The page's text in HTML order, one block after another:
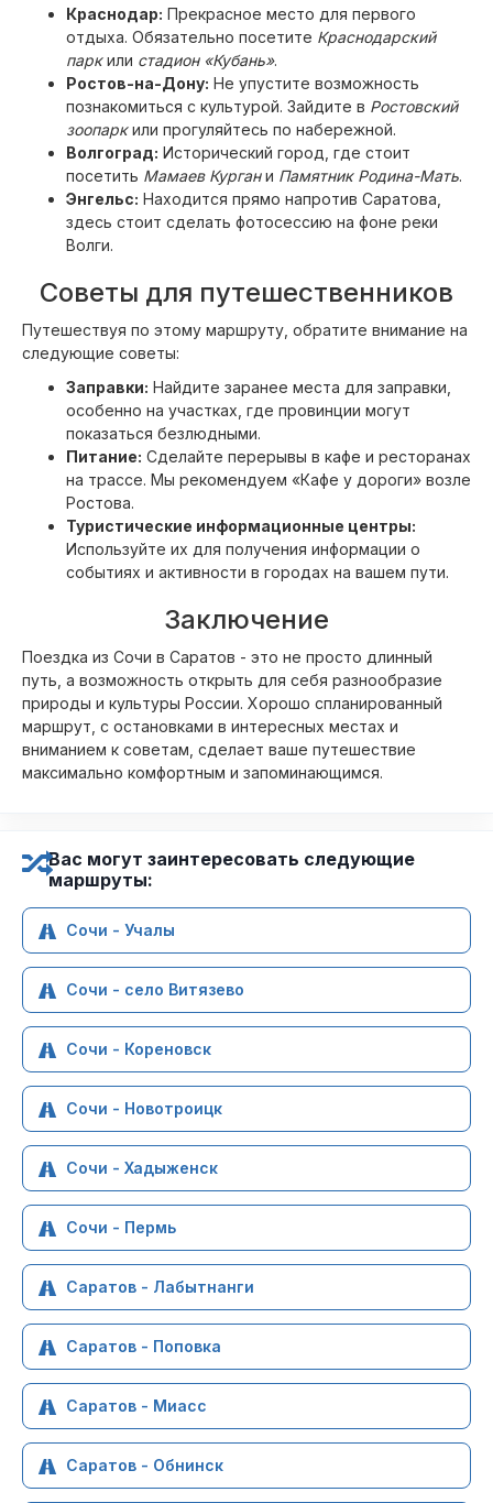
Краснодар: Прекрасное место для первого
отдыха. Обязательно посетите Краснодарский
паркили стадион «Кубань».
Ростов-на-Дону: Не упустите возможность
познакомиться с культурой. Зайдите в Ростовский
зоопаркили прогуляйтесь по набережной.
Волгоград: Исторический город, где стоит
посетить Мамаев Кургани Памятник Родина-Мать.
Энгельс: Находится прямо напротив Саратова,
здесь стоит сделать фотосессию на фоне реки
Волги.
Советы для путешественников
Путешествуя по этому маршруту, обратите внимание на
следующие советы:
Заправки: Найдите заранее места для заправки,
особенно на участках, где провинции могут
показаться безлюдными.
Питание: Сделайте перерывы в кафе и ресторанах
на трассе. Мы рекомендуем «Кафе у дороги» возле
Ростова.
Туристические информационные центры:
Используйте их для получения информации о
событиях и активности в городах на вашем пути.
Заключение
Поездка из Сочи в Саратов - это не просто длинный
путь, а возможность открыть для себя разнообразие
природы и культуры России. Хорошо спланированный
маршрут, с остановками в интересных местах и
вниманием к советам, сделает ваше путешествие
максимально комфортным и запоминающимся.
Вас могут заинтересовать следующие
маршруты:
Сочи - Учалы
Сочи - село Витязево
Сочи - Кореновск
Сочи - Новотроицк
Сочи - Хадыженск
Сочи - Пермь
Саратов - Лабытнанги
Саратов - Поповка
Саратов - Миасс
Саратов - Обнинск